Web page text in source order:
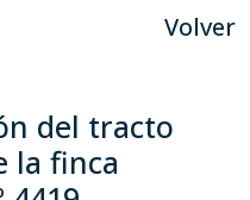
Volver
del tracto
la finca